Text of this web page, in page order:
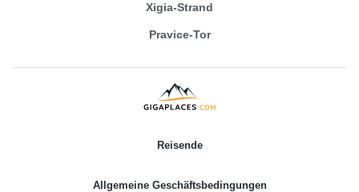
Xigia-Strand
Pravice-Tor
Reisende
Allgemeine Geschäftsbedingungen